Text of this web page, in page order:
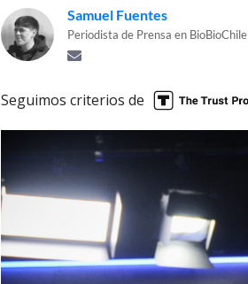
Samuel Fuentes
Periodista de Prensa en BioBioChile
Seguimos criterios de